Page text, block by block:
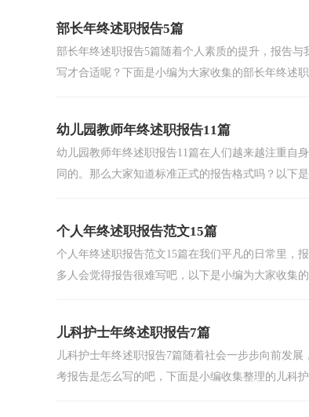
部长年终述职报告5篇
部长年终述职报告5篇随着个人素质的提升，报告
写才合适呢？下面是小编为大家收集的部长年终述
幼儿园教师年终述职报告11篇
幼儿园教师年终述职报告11篇在人们越来越注重自
同的。那么大家知道标准正式的报告格式吗？以下
个人年终述职报告范文15篇
个人年终述职报告范文15篇在我们平凡的日常里，
多人会觉得报告很难写吧，以下是小编为大家收集
儿科护士年终述职报告7篇
儿科护士年终述职报告7篇随着社会一步步向前发
考报告是怎么写的吧，下面是小编收集整理的儿科